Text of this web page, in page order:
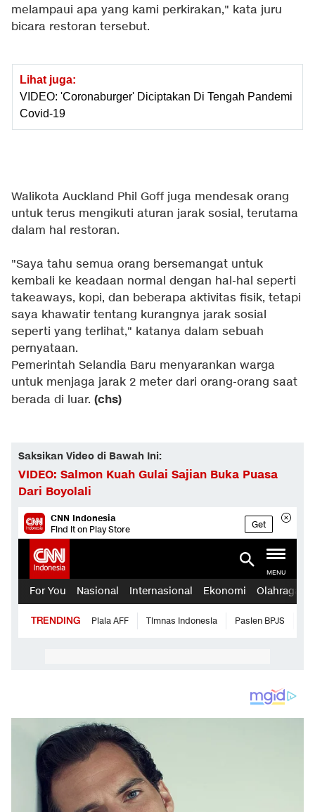
melampaui apa yang kami perkirakan," kata juru
bicara restoran tersebut.
Lihat juga:
VIDEO: 'Coronaburger' Diciptakan Di Tengah Pandemi
Covid-19
Walikota Auckland Phil Goff juga mendesak orang
untuk terus mengikuti aturan jarak sosial, terutama
dalam hal restoran.
"Saya tahu semua orang bersemangat untuk
kembali ke keadaan normal dengan hal-hal seperti
takeaways, kopi, dan beberapa aktivitas fisik, tetapi
saya khawatir tentang kurangnya jarak sosial
seperti yang terlihat," katanya dalam sebuah
pernyataan.
Pemerintah Selandia Baru menyarankan warga
untuk menjaga jarak 2 meter dari orang-orang saat
berada di luar. (chs)
Saksikan Video di Bawah Ini:
VIDEO: Salmon Kuah Gulai Sajian Buka Puasa
Dari Boyolali